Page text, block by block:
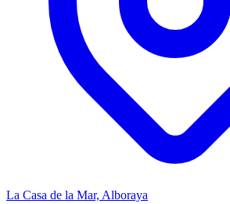
La Casa de la Mar, Alboraya